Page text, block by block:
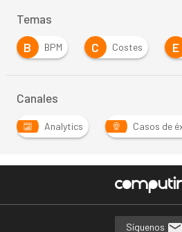
Temas
B
BPM C Costes E
Canales
Analytics
Casos de
Síguenos